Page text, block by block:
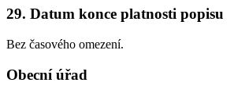
29. Datum konce platnosti popisu
Bez časového omezení.
Obecní úřad